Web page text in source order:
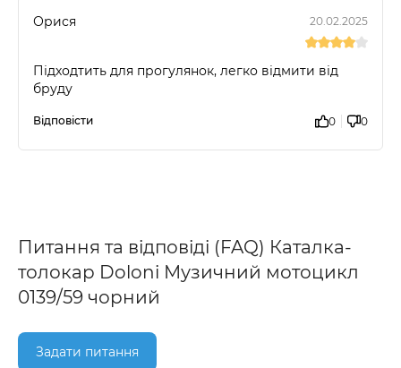
Орися 20.02.2025
Підходтить для прогулянок, легко відмити від
бруду
Відповісти 0 0
Питання та відповіді (FAQ) Каталка-
толокар Doloni Музичний мотоцикл
0139/59 чорний
Задати питання